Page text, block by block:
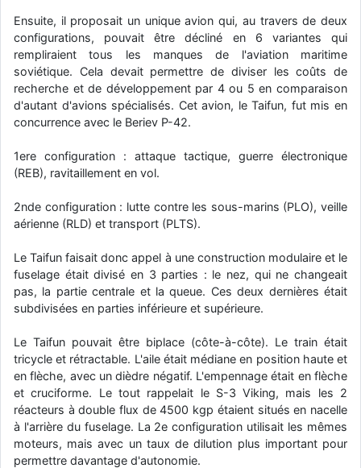
Ensuite, il proposait un unique avion qui, au travers de deux
configurations, pouvait être décliné en 6 variantes qui
rempliraient tous les manques de l'aviation maritime
soviétique. Cela devait permettre de diviser les coûts de
recherche et de développement par 4 ou 5 en comparaison
d'autant d'avions spécialisés. Cet avion, le Taifun, fut mis en
concurrence avec le Beriev P-42.
1ere configuration : attaque tactique, guerre électronique
(REB), ravitaillement en vol.
2nde configuration : lutte contre les sous-marins (PLO), veille
aérienne (RLD) et transport (PLTS).
Le Taifun faisait donc appel à une construction modulaire et le
fuselage était divisé en 3 parties : le nez, qui ne changeait
pas, la partie centrale et la queue. Ces deux dernières était
subdivisées en parties inférieure et supérieure.
Le Taifun pouvait être biplace (côte-à-côte). Le train était
tricycle et rétractable. L'aile était médiane en position haute et
en flèche, avec un dièdre négatif. L'empennage était en flèche
et cruciforme. Le tout rappelait le S-3 Viking, mais les 2
réacteurs à double flux de 4500 kgp étaient situés en nacelle
à l'arrière du fuselage. La 2e configuration utilisait les mêmes
moteurs, mais avec un taux de dilution plus important pour
permettre davantage d'autonomie.